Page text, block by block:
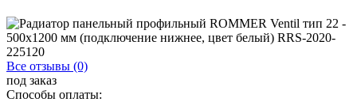
Все отзывы (0)
под заказ
Способы оплаты: